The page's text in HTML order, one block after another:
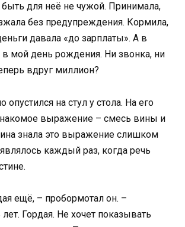
быть для неё не чужой. Принимала,
без предупреждения. Кормила,
давала «до зарплаты». А в
в мой день рождения. Ни звонка, ни
вдруг миллион?
на стул у стола. На его
выражение – смесь вины и
знала это выражение слишком
каждый раз, когда речь
ещё, – пробормотал он. –
Гордая. Не хочет показывать